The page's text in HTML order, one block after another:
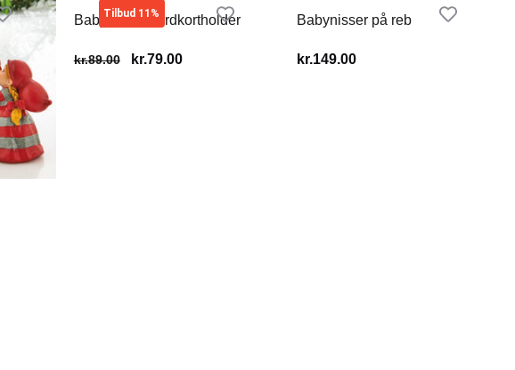
Tilbud 11%
Babynisser bordkortholder
kr.89.00 kr.79.00
Babynisser på reb
kr.149.00